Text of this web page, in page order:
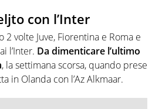
con l’Inter
volte Juve, Fiorentina e Roma e
l’Inter. Da dimenticare l’ultimo
, la settimana scorsa, quando prese
in Olanda con l’Az Alkmaar.